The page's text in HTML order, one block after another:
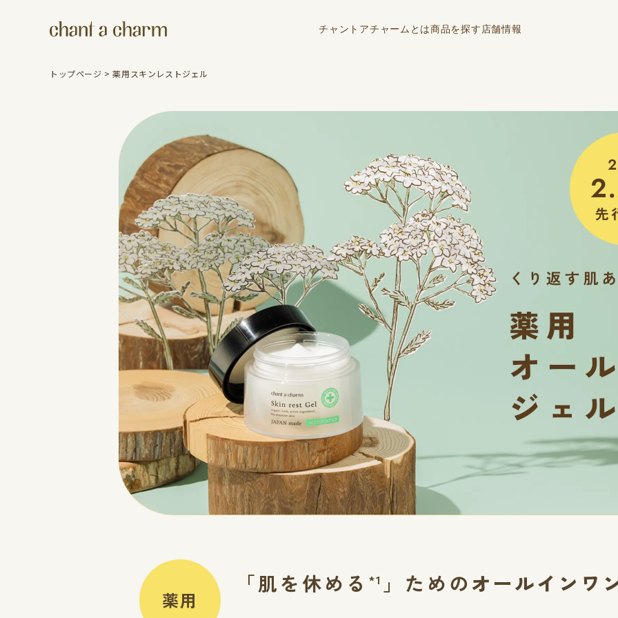
チャントアチャームとは商品を探す 店舗情報
トップページ > 薬用スキンレストジェル
薬用
「肌を休める *1 」ためのオールインワ